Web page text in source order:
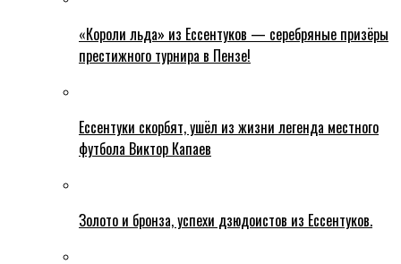
«Короли льда» из Ессентуков — серебряные призёры
престижного турнира в Пензе!
Ессентуки скорбят, ушёл из жизни легенда местного
футбола Виктор Капаев
Золото и бронза, успехи дзюдоистов из Ессентуков.